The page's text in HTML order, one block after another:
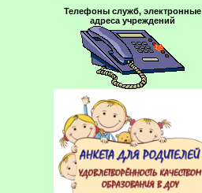
Телефоны служб, электронные
адреса учреждений